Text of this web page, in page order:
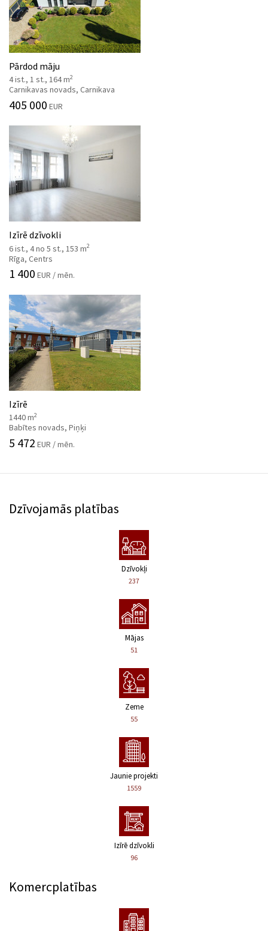
Pārdod māju
4 ist., 1 st., 164 m2
Carnikavas novads, Carnikava
405 000 EUR
Izīrē dzīvokli
6 ist., 4 no 5 st., 153 m2
Rīga, Centrs
1 400 EUR / mēn.
Izīrē
1440 m2
Babītes novads, Piņķi
5 472 EUR / mēn.
Dzīvojamās platības
Dzīvokļi
237
Mājas
51
Zeme
55
Jaunie projekti
1559
Izīrē dzīvokli
96
Komercplatības